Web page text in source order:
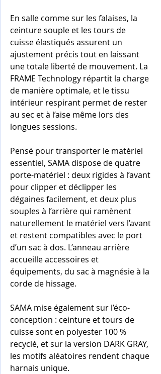
En salle comme sur les falaises, la
ceinture souple et les tours de
cuisse élastiqués assurent un
ajustement précis tout en laissant
une totale liberté de mouvement. La
FRAME Technology répartit la charge
de manière optimale, et le tissu
intérieur respirant permet de rester
au sec et à l’aise même lors des
longues sessions.
Pensé pour transporter le matériel
essentiel, SAMA dispose de quatre
porte-matériel : deux rigides à l’avant
pour clipper et déclipper les
dégaines facilement, et deux plus
souples à l’arrière qui ramènent
naturellement le matériel vers l’avant
et restent compatibles avec le port
d’un sac à dos. L’anneau arrière
accueille accessoires et
équipements, du sac à magnésie à la
corde de hissage.
SAMA mise également sur l’éco-
conception : ceinture et tours de
cuisse sont en polyester 100 %
recyclé, et sur la version DARK GRAY,
les motifs aléatoires rendent chaque
harnais unique.